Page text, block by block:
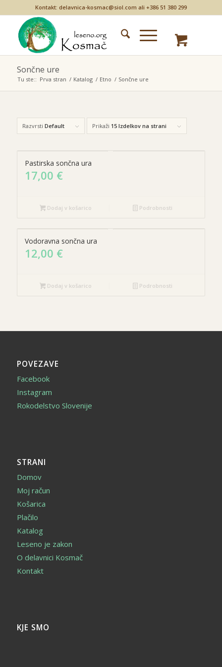
Kontakt: delavnica-kosmac@siol.com ali +386 51 380 299
Sončne ure
Tu ste:: Prva stran / Katalog / Etno / Sončne ure
Razvrsti Default Prikaži 15 Izdelkov na strani
Pastirska sončna ura
17,00 €
Dodaj v košarico Podrobnosti
Vodoravna sončna ura
12,00 €
Dodaj v košarico Podrobnosti
POVEZAVE
Facebook
Instagram
Rokodelstvo Slovenije
STRANI
Domov
Moj račun
Košarica
Plačilo
Katalog
Leseno je zakon
O delavnici Kosmač
Kontakt
KJE SMO